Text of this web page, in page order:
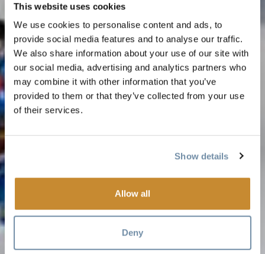
This website uses cookies
We use cookies to personalise content and ads, to
provide social media features and to analyse our traffic.
We also share information about your use of our site with
our social media, advertising and analytics partners who
may combine it with other information that you’ve
provided to them or that they’ve collected from your use
of their services.
Show details
Allow all
Deny